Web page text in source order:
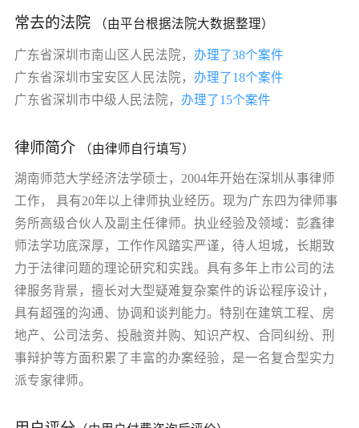
常去的法院 （由平台根据法院大数据整理）
广东省深圳市南山区人民法院， 办理了38个案件
广东省深圳市宝安区人民法院， 办理了18个案件
广东省深圳市中级人民法院， 办理了15个案件
律师简介 （由律师自行填写）
湖南师范大学经济法学硕士，2004年开始在深圳从事律师
工作， 具有20年以上律师执业经历。现为广东四为律师事
务所高级合伙人及副主任律师。执业经验及领域：彭鑫律
师法学功底深厚，工作作风踏实严谨，待人坦城，长期致
力于法律问题的理论研究和实践。具有多年上市公司的法
律服务背景，擅长对大型疑难复杂案件的诉讼程序设计，
具有超强的沟通、协调和谈判能力。特别在建筑工程、房
地产、公司法务、投融资并购、知识产权、合同纠纷、刑
事辩护等方面积累了丰富的办案经验，是一名复合型实力
派专家律师。